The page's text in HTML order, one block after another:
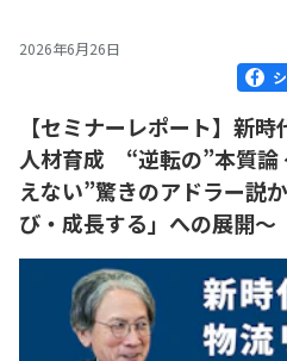
2026年6月26日
【セミナーレポート】新
人材育成 “逆転の”本質論
えない”驚きのアドラー説
び・成長する」への展開～